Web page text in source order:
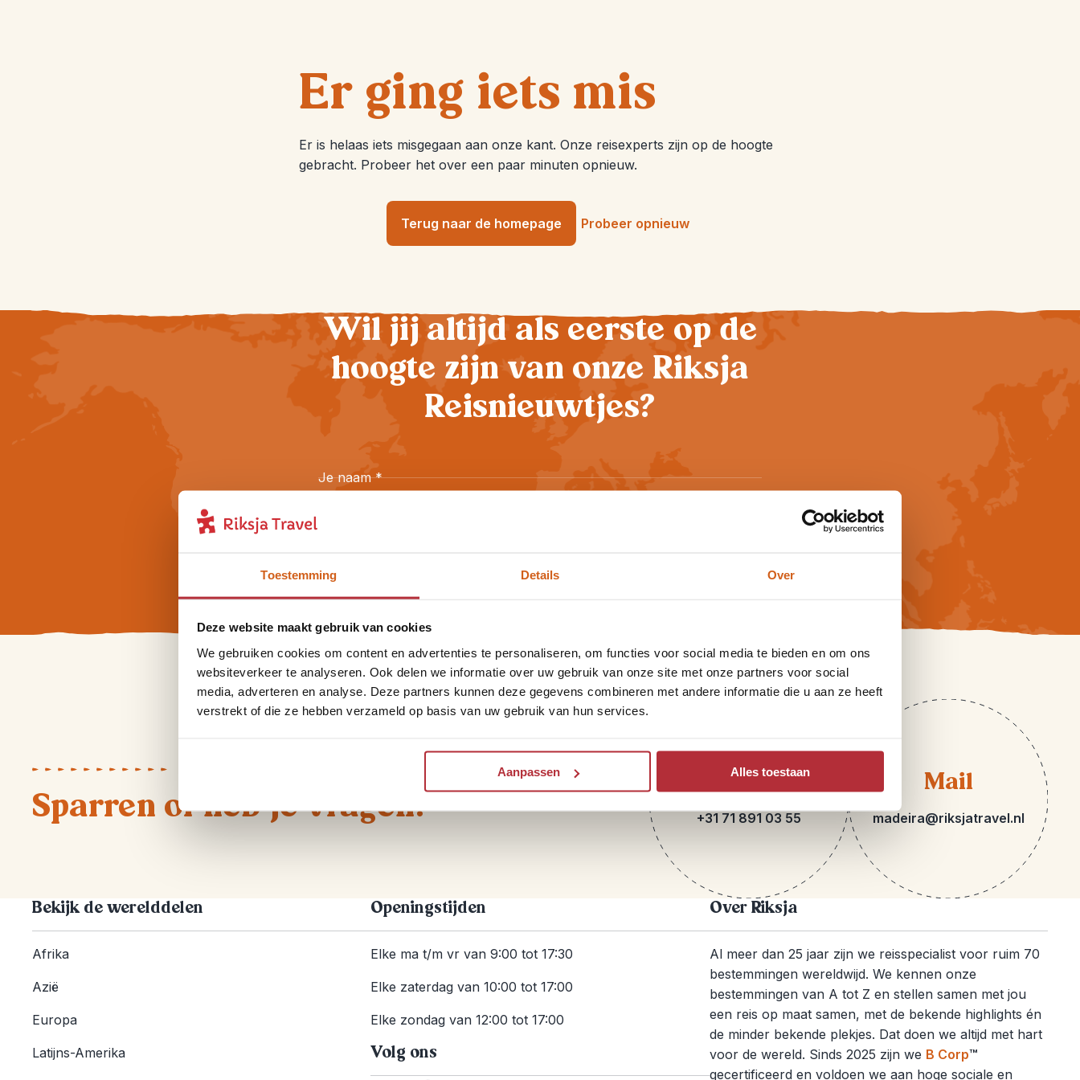
Toestemming Details Over
Deze website maakt gebruik van cookies
We gebruiken cookies om content en advertenties te personaliseren, om functies voor social media te bieden en om ons
websiteverkeer te analyseren. Ook delen we informatie over uw gebruik van onze site met onze partners voor social
media, adverteren en analyse. Deze partners kunnen deze gegevens combineren met andere informatie die u aan ze heeft
verstrekt of die ze hebben verzameld op basis van uw gebruik van hun services.
Aanpassen Alles toestaan
Er ging iets mis
Er is helaas iets misgegaan aan onze kant. Onze reisexperts zijn op de hoogte
gebracht. Probeer het over een paar minuten opnieuw.
Terug naar de homepage Probeer opnieuw
Wil jij altijd als eerste op de
hoogte zijn van onze Riksja
Reisnieuwtjes?
Je naam *
Sparren of heb je vragen?
Telefoon
+31 71 891 03 55
Mail
madeira@riksjatravel.nl
Bekijk de werelddelen
Afrika
Azië
Europa
Latijns-Amerika
Openingstijden
Elke ma t/m vr van 9:00 tot 17:30
Elke zaterdag van 10:00 tot 17:00
Elke zondag van 12:00 tot 17:00
Volg ons
Over Riksja
Al meer dan 25 jaar zijn we reisspecialist voor ruim 70
bestemmingen wereldwijd. We kennen onze
bestemmingen van A tot Z en stellen samen met jou
een reis op maat samen, met de bekende highlights én
de minder bekende plekjes. Dat doen we altijd met hart
voor de wereld. Sinds 2025 zijn we B Corp™
gecertificeerd en voldoen we aan hoge sociale en